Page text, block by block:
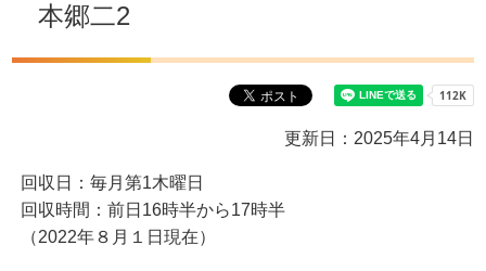
本郷二2
更新日：2025年4月14日
回収日：毎月第1木曜日
回収時間：前日16時半から17時半
（2022年８月１日現在）